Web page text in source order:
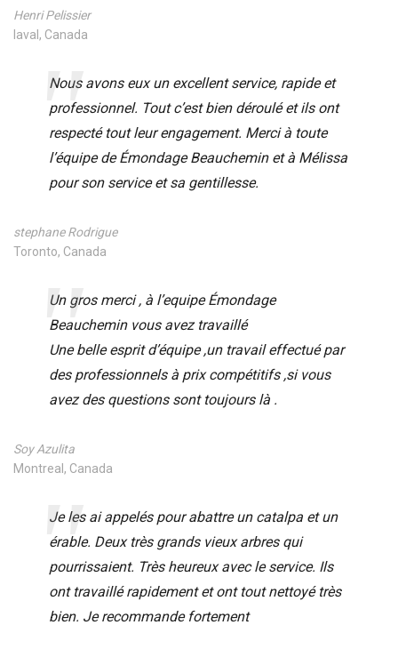
Henri Pelissier
laval, Canada
Nous avons eux un excellent service, rapide et
professionnel. Tout c’est bien déroulé et ils ont
respecté tout leur engagement. Merci à toute
l’équipe de Émondage Beauchemin et à Mélissa
pour son service et sa gentillesse.
stephane Rodrigue
Toronto, Canada
Un gros merci , à l’equipe Émondage
Beauchemin vous avez travaillé
Une belle esprit d’équipe ,un travail effectué par
des professionnels à prix compétitifs ,si vous
avez des questions sont toujours là .
Soy Azulita
Montreal, Canada
Je les ai appelés pour abattre un catalpa et un
érable. Deux très grands vieux arbres qui
pourrissaient. Très heureux avec le service. Ils
ont travaillé rapidement et ont tout nettoyé très
bien. Je recommande fortement